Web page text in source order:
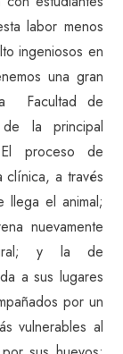
labor menos
ingeniosos en
una gran
Facultad de
la principal
proceso de
clínica, a través
el animal;
nuevamente
y la de
a sus lugares
por un
vulnerables al